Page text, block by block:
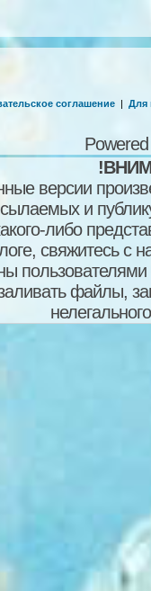
соглашение | Для
версии
и
либо
свяжитесь
пользователями
файлы,